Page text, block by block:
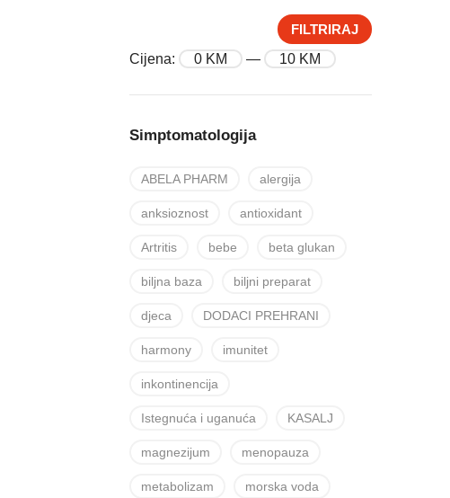
FILTRIRAJ
Cijena:
0 KM — 10 KM
Simptomatologija
ABELA PHARM alergija
anksioznost antioxidant
Artritis bebe beta glukan
biljna baza biljni preparat
djeca DODACI PREHRANI
harmony imunitet
inkontinencija
Istegnuća i uganuća KASALJ
magnezijum menopauza
metabolizam morska voda